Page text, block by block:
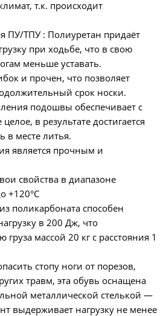
т.к. происходит
ПУ/ТПУ : Полиуретан придаёт
при ходьбе, что в свою
меньше уставать.
и прочен, что позволяет
срок носки.
подошвы обеспечивает с
в результате достигается
в месте литья.
является прочным и
свойства в диапазоне
+120°С
поликарбоната способен
в 200 Дж, что
массой 20 кг с расстояния 1
стопу ноги от порезов,
травм, эта обувь оснащена
металлической стелькой —
выдерживает нагрузку не менее